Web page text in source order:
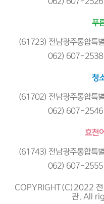
푸
(61723) 전남광주통합특
062) 607-
청
(61702) 전남광주통합특
062) 607-
효천
(61743) 전남광주통합특
062) 607-
COPYRIGHT(C)2022 전
관. All